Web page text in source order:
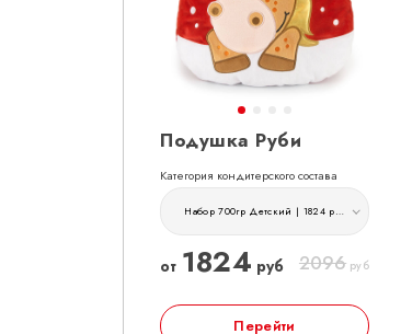
Подушка Руби
Категория кондитерского состава
Набор 700гр Детский | 1824 руб
от 1824 руб 2096 руб
Перейти